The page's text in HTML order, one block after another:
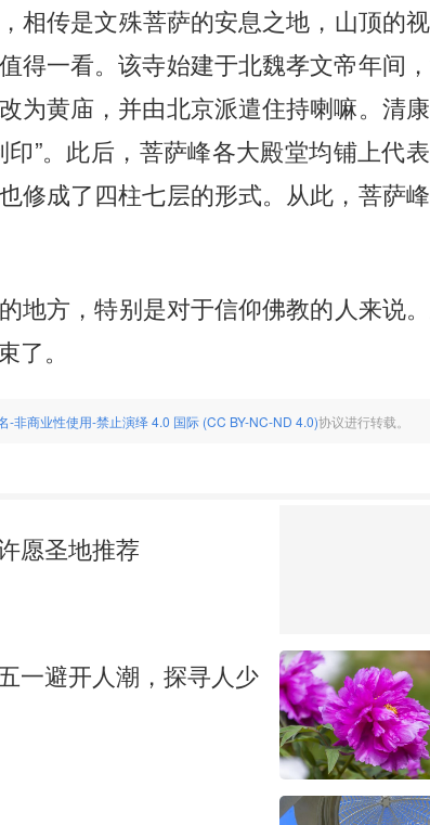
相传是文殊菩萨的安息之地，山顶的
得一看。该寺始建于北魏孝文帝年间
为黄庙，并由北京派遣住持喇嘛。清
”。此后，菩萨峰各大殿堂均铺上代
修成了四柱七层的形式。从此，菩萨
地方，特别是对于信仰佛教的人来说
。
-非商业性使用-禁止演绎 4.0 国际 (CC BY-NC-ND 4.0)协议进行转载。
愿圣地推荐
一避开人潮，探寻人少